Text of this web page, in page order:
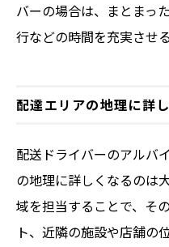
バーの場合は、まとまっ
行などの時間を充実させ
配達エリアの地理に詳
配送ドライバーのアルバ
の地理に詳しくなるのは
域を担当することで、そ
ト、近隣の施設や店舗の